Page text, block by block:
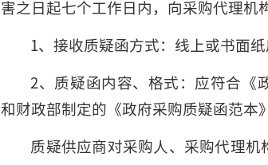
害之日起七个工作日内，向采购代理机
1、接收质疑函方式：线上或书面
2、质疑函内容、格式：应符合《
和财政部制定的《政府采购质疑函范本
质疑供应商对采购人、采购代理